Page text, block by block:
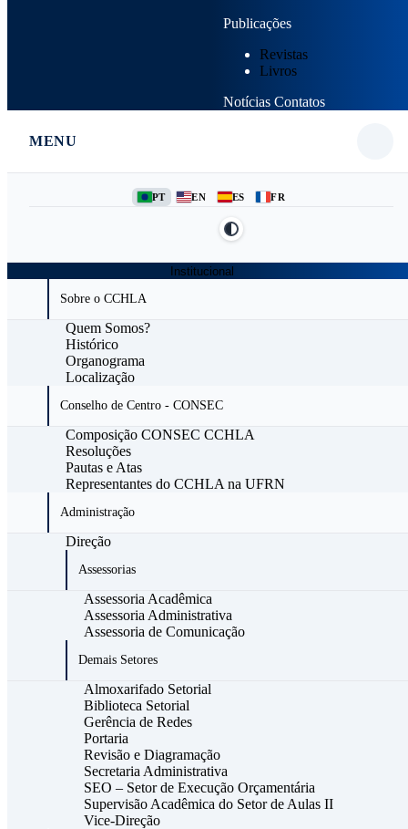
Publicações
Revistas
Livros
Notícias Contatos
MENU
PT EN ES FR
Institucional
Sobre o CCHLA
Quem Somos?
Histórico
Organograma
Localização
Conselho de Centro - CONSEC
Composição CONSEC CCHLA
Resoluções
Pautas e Atas
Representantes do CCHLA na UFRN
Administração
Direção
Assessorias
Assessoria Acadêmica
Assessoria Administrativa
Assessoria de Comunicação
Demais Setores
Almoxarifado Setorial
Biblioteca Setorial
Gerência de Redes
Portaria
Revisão e Diagramação
Secretaria Administrativa
SEO – Setor de Execução Orçamentária
Supervisão Acadêmica do Setor de Aulas II
Vice-Direção